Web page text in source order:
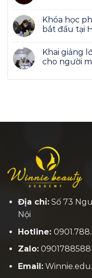
Khóa học
bắt đầu tại
Khai giảng
cho người
Địa chỉ:Số 73
Nội
Hotline:
Zalo:0901788588
Email: